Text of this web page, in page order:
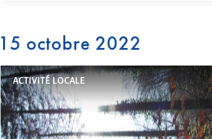
15 octobre 2022
ACTIVITÉ LOCALE